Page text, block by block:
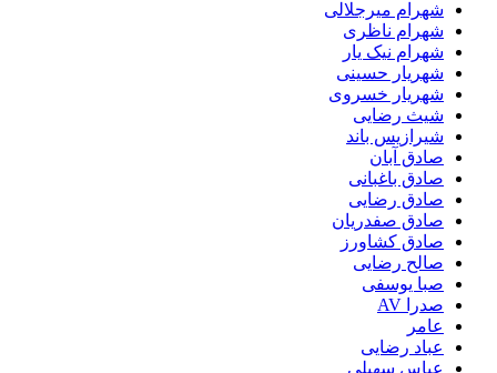
شهرام میرجلالی
شهرام ناظری
شهرام نیک یار
شهریار حسینی
شهریار خسروی
شیث رضایی
شیرازیس باند
صادق آبان
صادق باغبانی
صادق رضایی
صادق صفدریان
صادق کشاورز
صالح رضایی
صبا یوسفی
صدرا AV
عامر
عباد رضایی
عباس سهیلی